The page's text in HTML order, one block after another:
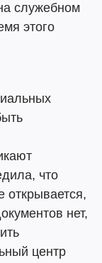
служебном
этого
что
открывается,
нет,
центр